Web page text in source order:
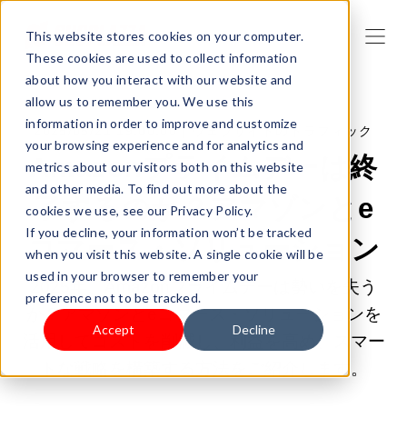
This website stores cookies on your computer.
These cookies are used to collect information
about how you interact with our website and
allow us to remember you. We use this
information in order to improve and customize
your browsing experience and for analytics and
metrics about our visitors both on this website
and other media. To find out more about the
cookies we use, see our Privacy Policy.
If you decline, your information won’t be tracked
when you visit this website. A single cookie will be
used in your browser to remember your
preference not to be tracked.
Accept Decline
2025/05/21 19:00:00 |ウェブサイトのトラフィック
Amazonプライムデーは終
了するのか？アマゾンとe
コマース・ソリューション
2025年、Amazonプライムデーは勢いを失う
か？アマゾンとeコマース・ソリューションを
活用してコストを削減し、利益を高め、スマー
トな戦略を構築する方法をご紹介します。